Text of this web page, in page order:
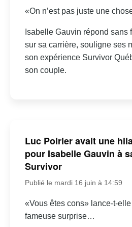
«On n’est pas juste une
Isabelle Gauvin répond sans
sur sa carrière, souligne ses
son expérience Survivor
son couple.
Luc Poirier avait une
pour Isabelle Gauvin à
Survivor
Publié le mardi 16 juin à 14:59
«Vous êtes cons» lance-t-
fameuse surprise…